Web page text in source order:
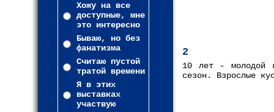
Хожу на все
доступные, мне
это интересно
Бываю, но без
фанатизма
Считаю пустой
тратой времени
Я в этих
выставках
участвую
2
10 лет - молодой
сезон. Взрослые